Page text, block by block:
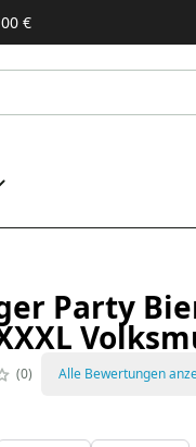
€
Party
0 Alle Bewertungen